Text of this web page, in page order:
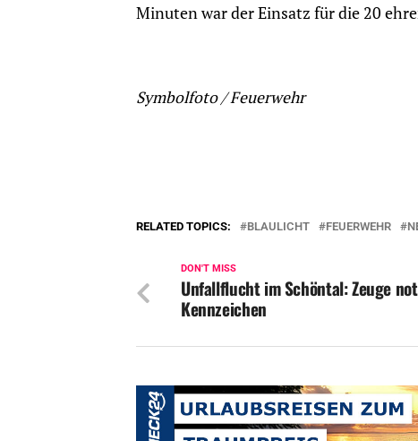
Minuten war der Einsatz für die 20
Symbolfoto / Feuerwehr
RELATED TOPICS: BLAULICHT FEUERWEHR
DON'T MISS
Unfallflucht im Schöntal: Zeuge
Kennzeichen